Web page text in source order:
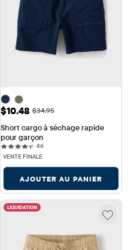
Prix ​​de vente: $10.48
$10.48 Prix ​​d'origine: $34.95
$34.95
Short cargo à séchage rapide
pour garçon
4646 reviews
VENTE FINALE
AJOUTER AU PANIER
LIQUIDATION